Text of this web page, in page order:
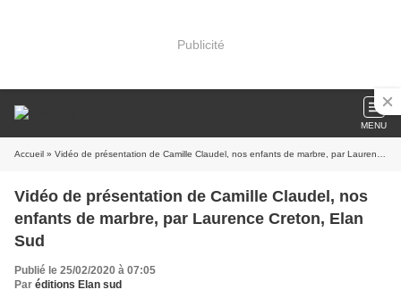
Publicité
MENU
Accueil » Vidéo de présentation de Camille Claudel, nos enfants de marbre, par Laurence Creton, Elan Sud
Vidéo de présentation de Camille Claudel, nos
enfants de marbre, par Laurence Creton, Elan
Sud
Publié le 25/02/2020 à 07:05
Par éditions Elan sud